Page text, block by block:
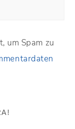
um Spam zu